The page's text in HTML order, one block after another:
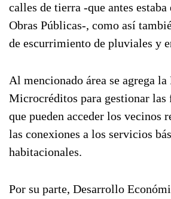
calles de tierra -que antes estaba
Obras Públicas-, como así
de escurrimiento de pluviales y
Al mencionado área se agrega
Microcréditos para gestionar las
que pueden acceder los vecinos
las conexiones a los servicios
habitacionales.
Por su parte, Desarrollo